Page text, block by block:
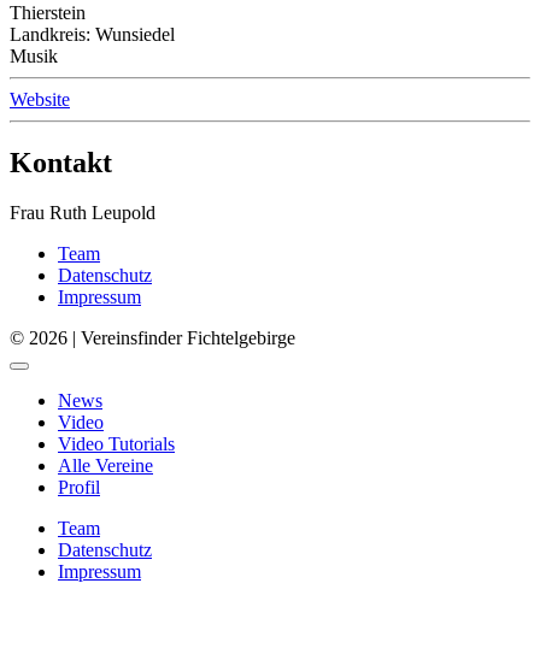
Thierstein
Landkreis: Wunsiedel
Musik
Website
Kontakt
Frau Ruth Leupold
Team
Datenschutz
Impressum
© 2026 | Vereinsfinder Fichtelgebirge
News
Video
Video Tutorials
Alle Vereine
Profil
Team
Datenschutz
Impressum